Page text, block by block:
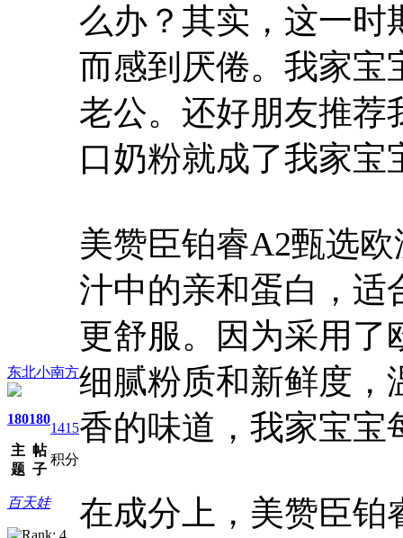
东北小南方
180
主
题
180
帖
子
1415
积分
百天娃
么办？其实，这一时
而感到厌倦。我家宝
老公。还好朋友推荐
口奶粉就成了我家宝
美赞臣铂睿A2甄选
汁中的亲和蛋白，适
更舒服。因为采用了
细腻粉质和新鲜度，
香的味道，我家宝宝
在成分上，美赞臣铂